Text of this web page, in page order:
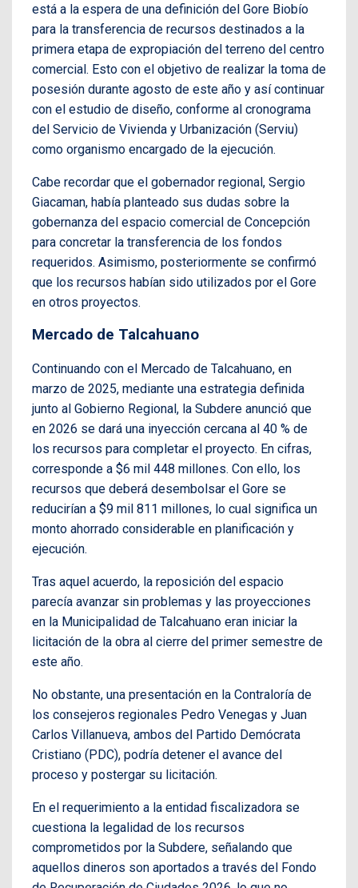
está a la espera de una definición del Gore Biobío
para la transferencia de recursos destinados a la
primera etapa de expropiación del terreno del centro
comercial. Esto con el objetivo de realizar la toma de
posesión durante agosto de este año y así continuar
con el estudio de diseño, conforme al cronograma
del Servicio de Vivienda y Urbanización (Serviu)
como organismo encargado de la ejecución.
Cabe recordar que el gobernador regional, Sergio
Giacaman, había planteado sus dudas sobre la
gobernanza del espacio comercial de Concepción
para concretar la transferencia de los fondos
requeridos. Asimismo, posteriormente se confirmó
que los recursos habían sido utilizados por el Gore
en otros proyectos.
Mercado de Talcahuano
Continuando con el Mercado de Talcahuano, en
marzo de 2025, mediante una estrategia definida
junto al Gobierno Regional, la Subdere anunció que
en 2026 se dará una inyección cercana al 40 % de
los recursos para completar el proyecto. En cifras,
corresponde a $6 mil 448 millones. Con ello, los
recursos que deberá desembolsar el Gore se
reducirían a $9 mil 811 millones, lo cual significa un
monto ahorrado considerable en planificación y
ejecución.
Tras aquel acuerdo, la reposición del espacio
parecía avanzar sin problemas y las proyecciones
en la Municipalidad de Talcahuano eran iniciar la
licitación de la obra al cierre del primer semestre de
este año.
No obstante, una presentación en la Contraloría de
los consejeros regionales Pedro Venegas y Juan
Carlos Villanueva, ambos del Partido Demócrata
Cristiano (PDC), podría detener el avance del
proceso y postergar su licitación.
En el requerimiento a la entidad fiscalizadora se
cuestiona la legalidad de los recursos
comprometidos por la Subdere, señalando que
aquellos dineros son aportados a través del Fondo